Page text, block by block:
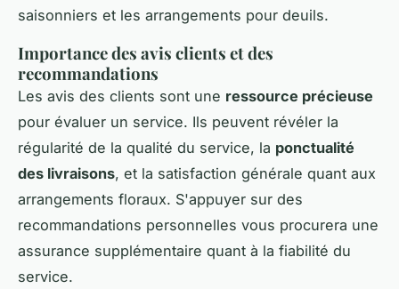
saisonniers et les arrangements pour deuils.
Importance des avis clients et des
recommandations
Les avis des clients sont une ressource précieuse
pour évaluer un service. Ils peuvent révéler la
régularité de la qualité du service, la ponctualité
des livraisons, et la satisfaction générale quant aux
arrangements floraux. S'appuyer sur des
recommandations personnelles vous procurera une
assurance supplémentaire quant à la fiabilité du
service.